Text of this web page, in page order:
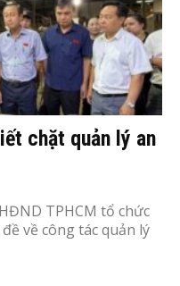
chặt quản lý an
TPHCM tổ chức
về công tác quản lý